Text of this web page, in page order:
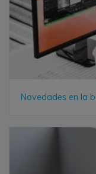
Novedades en la